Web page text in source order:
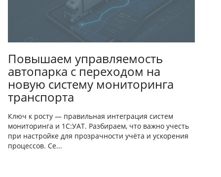
Повышаем управляемость
автопарка с переходом на
новую систему мониторинга
транспорта
Ключ к росту — правильная интеграция систем
мониторинга и 1С:УАТ. Разбираем, что важно учесть
при настройке для прозрачности учёта и ускорения
процессов. Се...